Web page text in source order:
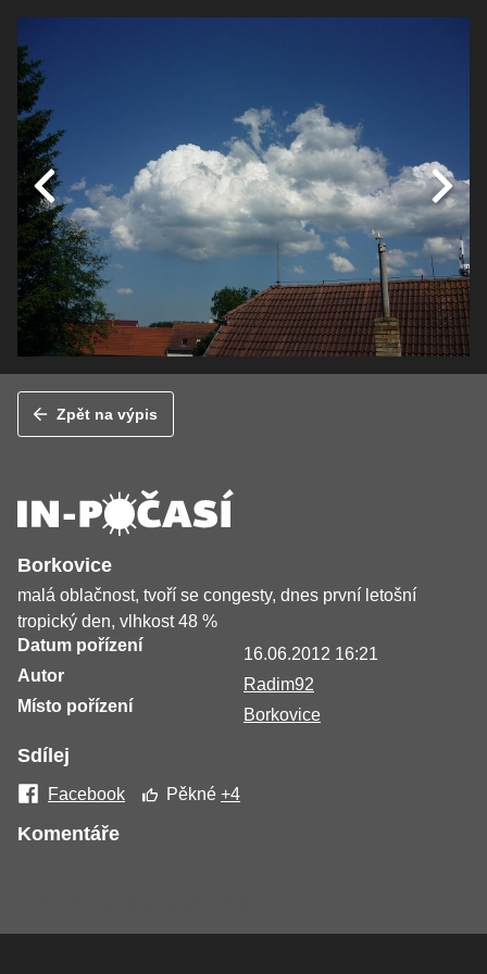
Zpět na výpis
Borkovice
malá oblačnost, tvoří se congesty, dnes první letošní
tropický den, vlhkost 48 %
Datum pořízení
16.06.2012 16:21
Autor
Radim92
Místo pořízení
Borkovice
Sdílej
Facebook Pěkné+4
Komentáře